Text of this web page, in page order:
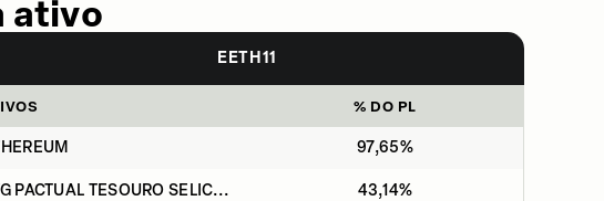
ativo
EETH11
% DO PL
97,65%
PACTUAL TESOURO SELIC... 43,14%